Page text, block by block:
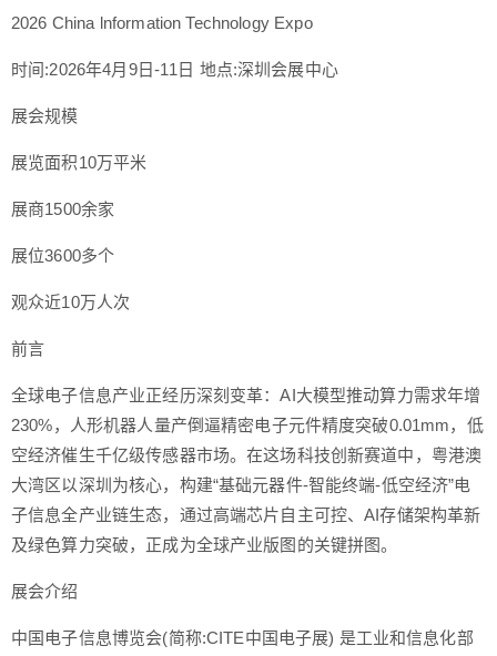
2026 China lnformation Technology Expo
时间:2026年4月9日-11日 地点:深圳会展中心
展会规模
展览面积10万平米
展商1500余家
展位3600多个
观众近10万人次
前言
全球电子信息产业正经历深刻变革：AI大模型推动算力需求年增
230%，人形机器人量产倒逼精密电子元件精度突破0.01mm，低
空经济催生千亿级传感器市场。在这场科技创新赛道中，粤港澳
大湾区以深圳为核心，构建“基础元器件-智能终端-低空经济”电
子信息全产业链生态，通过高端芯片自主可控、AI存储架构革新
及绿色算力突破，正成为全球产业版图的关键拼图。
展会介绍
中国电子信息博览会(简称:CITE中国电子展) 是工业和信息化部